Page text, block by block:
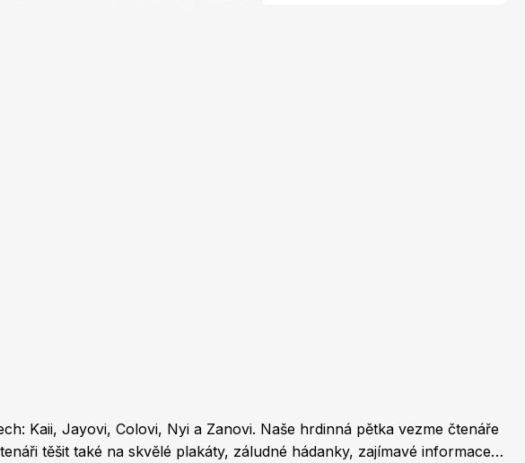
Kaii, Jayovi, Colovi, Nyi a Zanovi. Naše hrdinná pětka vezme čtenáře
těšit také na skvělé plakáty, záludné hádanky, zajímavé informace a